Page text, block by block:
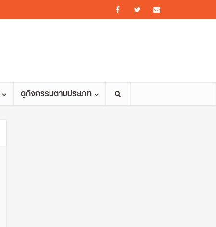
ดูกิจกรรมตามประเภท